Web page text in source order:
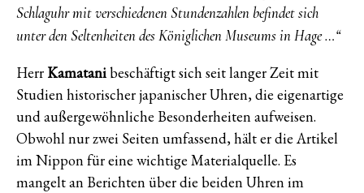
Schlaguhr mit verschiedenen Stundenzahlen befindet sich
unter den Seltenheiten des Königlichen Museums in Hage …“
Herr Kamatanibeschäftigt sich seit langer Zeit mit
Studien historischer japanischer Uhren, die eigenartige
und außergewöhnliche Besonderheiten aufweisen.
Obwohl nur zwei Seiten umfassend, hält er die Artikel
im Nippon für eine wichtige Materialquelle. Es
mangelt an Berichten über die beiden Uhren im